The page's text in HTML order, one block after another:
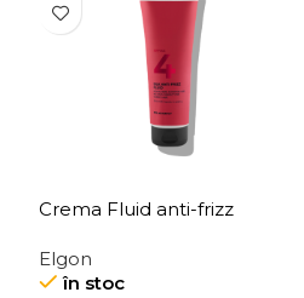
Crema Fluid anti-frizz
Slick Anti-Frizz Fluid
Elgon
în stoc